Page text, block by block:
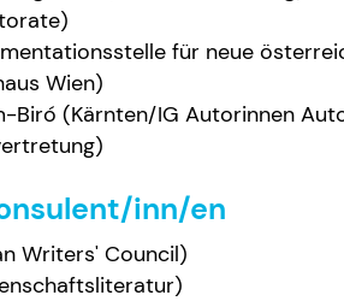
für neue
Wien)
Biró (Kärnten/IG Autorinnen
inn/en
Writers' Council)